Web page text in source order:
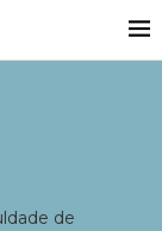
de